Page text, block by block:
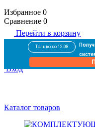
Избранное 0
Сравнение 0
Перейти в корзину
0
В корзинепока пусто
Оформить заказ
Вход
Каталог товаров
10
Только до 12.08